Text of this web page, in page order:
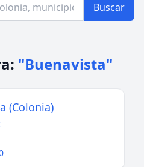
Buscar
"Buenavista"
(Colonia)